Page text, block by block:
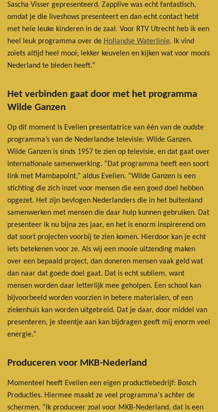
Sascha Visser gepresenteerd. Zapplive was echt fantastisch,
omdat je die liveshows presenteert en dan echt contact hebt
met hele leuke kinderen in de zaal. Voor RTV Utrecht heb ik een
heel leuk programma over de Hollandse Waterlinie. Ik vind
zoiets altijd heel mooi; lekker keuvelen en kijken wat voor moois
Nederland te bieden heeft.”
Het verbinden gaat door met het programma
Wilde Ganzen
Op dit moment is Evelien presentatrice van één van de oudste
programma’s van de Nederlandse televisie: Wilde Ganzen.
Wilde Ganzen is sinds 1957 te zien op televisie, en dat gaat over
internationale samenwerking. “Dat programma heeft een soort
link met Mambapoint,” aldus Evelien. “Wilde Ganzen is een
stichting die zich inzet voor mensen die een goed doel hebben
opgezet. Het zijn bevlogen Nederlanders die in het buitenland
samenwerken met mensen die daar hulp kunnen gebruiken. Dat
presenteer ik nu bijna zes jaar, en het is enorm inspirerend om
dat soort projecten voorbij te zien komen. Hierdoor kan je echt
iets betekenen voor ze. Als wij een mooie uitzending maken
over een bepaald project, dan doneren mensen vaak geld wat
dan naar dat goede doel gaat. Dat is echt subliem, want
mensen worden daar letterlijk mee geholpen. Een school kan
bijvoorbeeld worden voorzien in betere materialen, of een
ziekenhuis kan worden uitgebreid. Dat je daar, door middel van
presenteren, je steentje aan kan bijdragen geeft mij enorm veel
energie.”
Produceren voor MKB-Nederland
Momenteel heeft Evelien een eigen productiebedrijf: Bosch
Producties. Hiermee maakt ze veel programma's achter de
schermen. “Ik produceer zoal voor MKB-Nederland, dat is een